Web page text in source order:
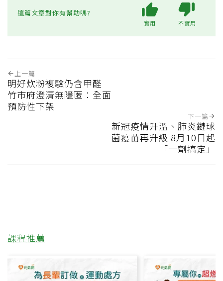
這篇文章對你有幫助嗎?
實用 不實用
上一篇
明好炊粉複驗仍含甲醛
竹市府澄清無隱匿：全面
預防性下架
下一篇
新冠疫情升溫、肺炎鏈球
菌疫苗再升級 8月10日起
「一劑搞定」
課程推薦